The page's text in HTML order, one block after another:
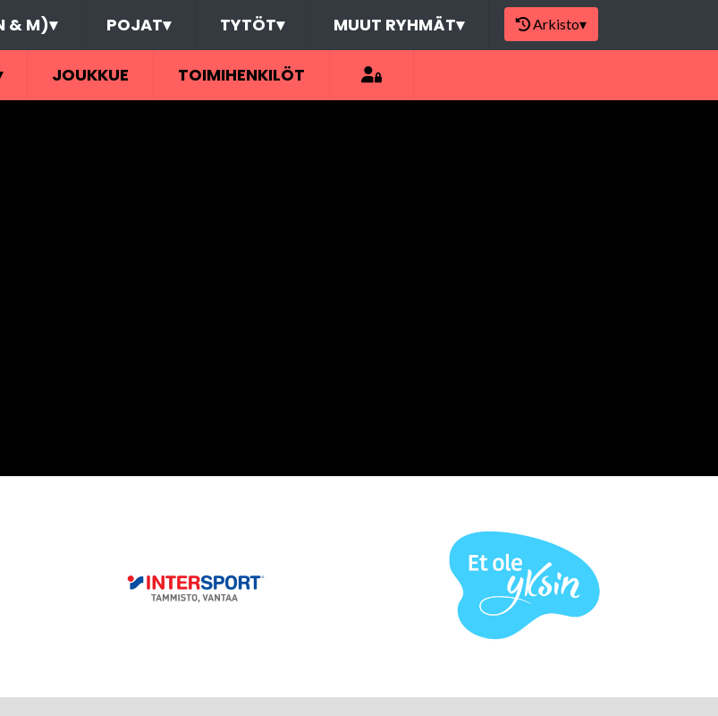
& M)▾ POJAT▾ TYTÖT▾ MUUT RYHMÄT▾ Arkisto▾
JOUKKUE TOIMIHENKILÖT